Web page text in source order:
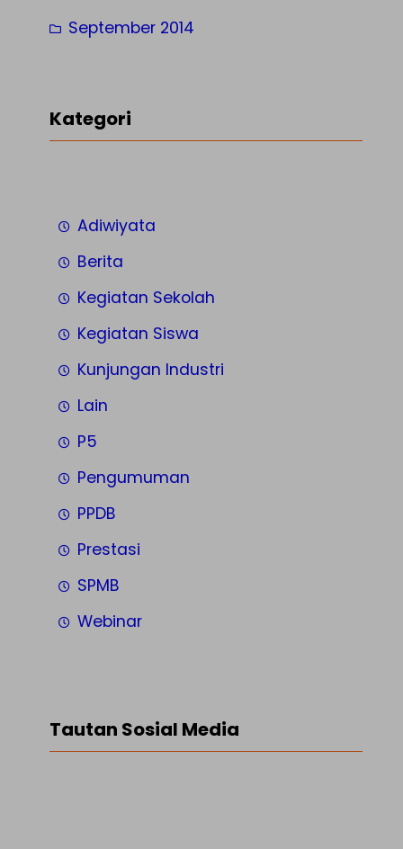
September 2014
Kategori
Adiwiyata
Berita
Kegiatan Sekolah
Kegiatan Siswa
Kunjungan Industri
Lain
P5
Pengumuman
PPDB
Prestasi
SPMB
Webinar
Tautan Sosial Media